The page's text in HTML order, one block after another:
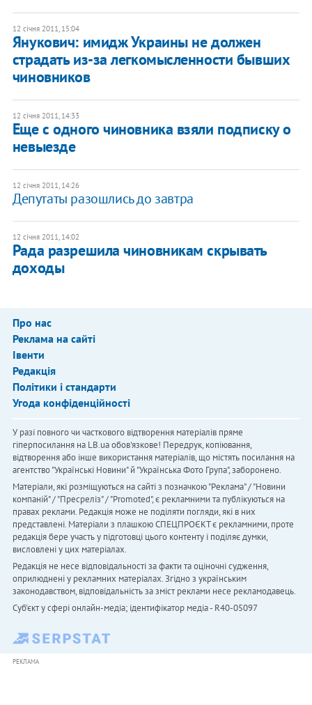
12 січня 2011, 15:04
Янукович: имидж Украины не должен
страдать из-за легкомысленности бывших
чиновников
12 січня 2011, 14:33
Еще с одного чиновника взяли подписку о
невыезде
12 січня 2011, 14:26
Депутаты разошлись до завтра
12 січня 2011, 14:02
​Рада разрешила чиновникам скрывать
доходы
Про нас
Реклама на сайті
Івенти
Редакція
Політики і стандарти
Угода конфіденційності
У разі повного чи часткового відтворення матеріалів пряме
гіперпосилання на LB.ua обов'язкове! Передрук, копіювання,
відтворення або інше використання матеріалів, що містять посилання на
агентство "Українськi Новини" й "Українська Фото Група", заборонено.
Матеріали, які розміщуються на сайті з позначкою "Реклама" / "Новини
компаній" / "Пресреліз" / "Promoted", є рекламними та публікуються на
правах реклами. Редакція може не поділяти погляди, які в них
представлені. Матеріали з плашкою СПЕЦПРОЄКТ є рекламними, проте
редакція бере участь у підготовці цього контенту і поділяє думки,
висловлені у цих матеріалах.
Редакція не несе відповідальності за факти та оціночні судження,
оприлюднені у рекламних матеріалах. Згідно з українським
законодавством, відповідальність за зміст реклами несе рекламодавець.
Cуб'єкт у сфері онлайн-медіа; ідентифікатор медіа - R40-05097
РЕКЛАМА